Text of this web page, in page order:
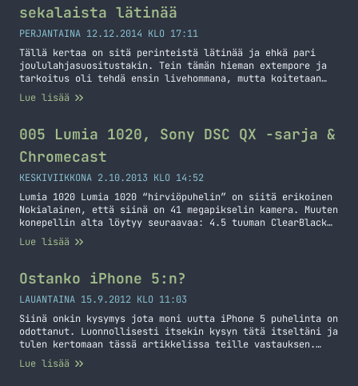
sekalaista lätinää
PERJANTAINA 12.12.2014 KLO 17:11
Tällä kertaa on sitä perinteistä lätinää ja ehkä pari
joululahjasuositustakin. Tein tämän hieman extempore ja
tarkoitus oli tehdä ensin livehommana, mutta koitetaan
ensi kerraksi saada jotain fiksumpaa aikaan. Nexus 9
Nexus 5 Nexus 6 iPad Air OnePlus One
Lue lisää
005 Lumia 1020, Sony DSC QX -sarja &
Chromecast
KESKIVIIKKONA 2.10.2013 KLO 14:52
Lumia 1020 Lumia 1020 “hirviöpuhelin” on siitä erikoinen
Nokialainen, että siinä on 41 megapikselin kamera. Muuten
konepellin alta löytyy seuraavaa: 4.5 tuuman ClearBlack
AMOLED näyttö (1280 x 768), kaksiytiminen 1,5 GHz
Qualcomm Snapdragon S4 suoritin, 2 gigaa muistia, 32
eri värissä: musta, valkoinen ja keltainen… Jatka
lukemista 005 Lumia 1020, Sony DSC QX -sarja & Chromecast
Lue lisää
Ostanko iPhone 5:n?
LAUANTAINA 15.9.2012 KLO 11:03
Siinä onkin kysymys jota moni uutta iPhone 5 puhelinta on
odottanut. Luonnollisesti itsekin kysyn tätä itseltäni ja
tulen kertomaan tässä artikkelissa teille vastauksen.
Itsellänihän on nyt iPhone 4 joten tulen tekemään tähän
vertailun näiden kahden puhelimen välillä ja sitä kautta
Lue lisää